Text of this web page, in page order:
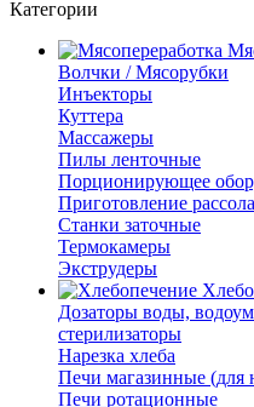
Категории
Волчки / Мясорубки
Инъекторы
Куттера
Массажеры
Пилы ленточные
Порционирующее
Приготовление рассола
Станки заточные
Термокамеры
Экструдеры
Дозаторы воды,
стерилизаторы
Нарезка хлеба
Печи магазинные (для
Печи ротационные